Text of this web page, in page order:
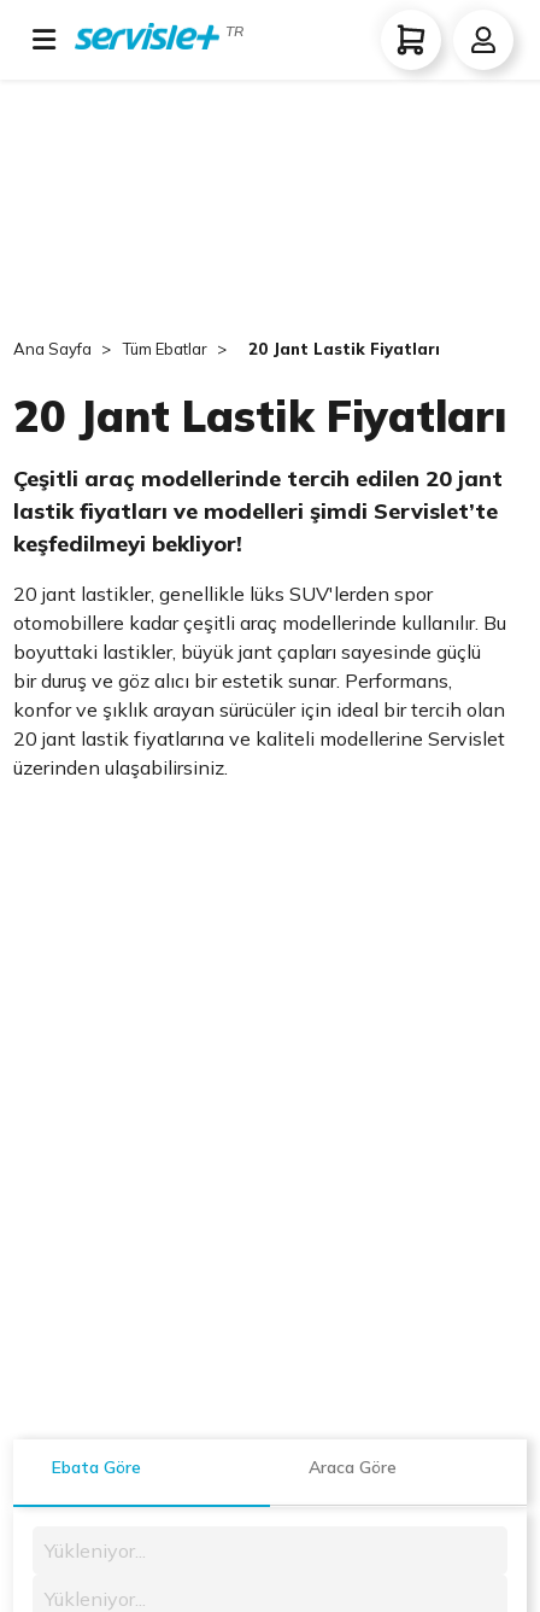
TR
Ana Sayfa Tüm Ebatlar 20 Jant Lastik Fiyatları
20 Jant Lastik Fiyatları
Çeşitli araç modellerinde tercih edilen 20 jant
lastik fiyatları ve modelleri şimdi Servislet’te
keşfedilmeyi bekliyor!
20 jant lastikler, genellikle lüks SUV'lerden spor
otomobillere kadar çeşitli araç modellerinde kullanılır. Bu
boyuttaki lastikler, büyük jant çapları sayesinde güçlü
bir duruş ve göz alıcı bir estetik sunar. Performans,
konfor ve şıklık arayan sürücüler için ideal bir tercih olan
20 jant lastik fiyatlarına ve kaliteli modellerine Servislet
üzerinden ulaşabilirsiniz.
Ebata Göre Araca Göre
Yükleniyor...
Yükleniyor...